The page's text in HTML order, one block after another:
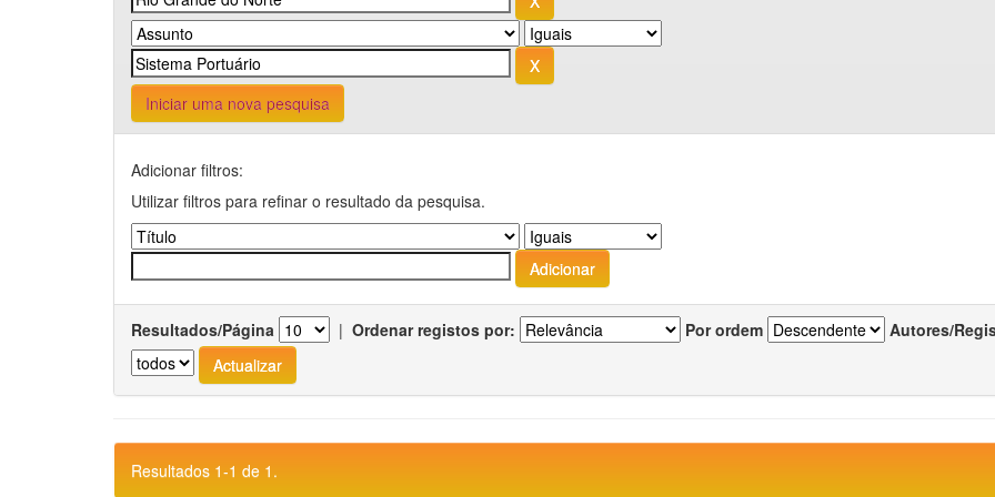
Iniciar uma nova pesquisa
Adicionar filtros:
Utilizar filtros para refinar o resultado da pesquisa.
Resultados/Página | Ordenar registos por: Por ordem Autores/
Resultados 1-1 de 1.